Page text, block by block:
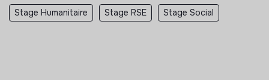
Stage Humanitaire Stage RSE Stage Social